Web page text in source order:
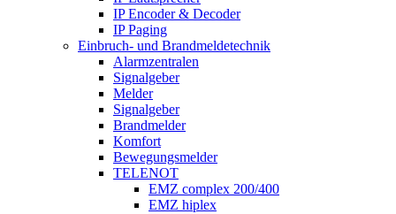
IP Encoder & Decoder
IP Paging
Einbruch- und Brandmeldetechnik
Alarmzentralen
Signalgeber
Melder
Signalgeber
Brandmelder
Komfort
Bewegungsmelder
TELENOT
EMZ complex 200/400
EMZ hiplex